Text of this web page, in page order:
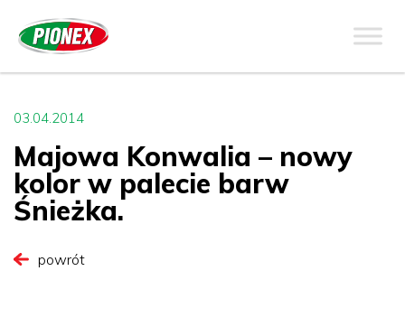
03.04.2014
Majowa Konwalia – nowy
kolor w palecie barw
Śnieżka.
powrót